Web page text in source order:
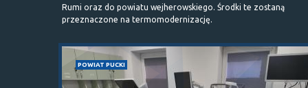
Rumi oraz do powiatu wejherowskiego. Środki te zostaną
przeznaczone na termomodernizację.
POWIAT PUCKI